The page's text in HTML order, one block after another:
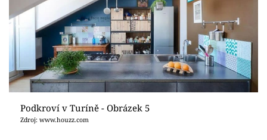
Design
Sledujte prima+
Přihlášení
Sledujte nás
Podkroví v Turíně - Obrázek 5
Zdroj: www.houzz.com